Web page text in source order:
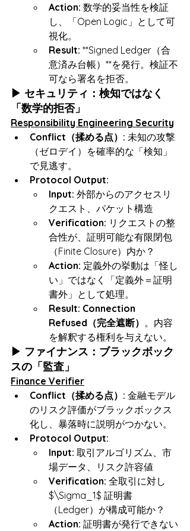
Action: 数学的妥当性を検証
し、「Open Logic」として可
視化。
Result: **Signed Ledger（合
意済み台帳）**を発行。検証不
可なら署名を拒否。
▶ セキュリティ：検知ではなく
「数学的拒否」
Responsibility Engineering Security
Conflict（揉める点）: 未知の攻撃
（ゼロデイ）を確率的な「検知」
で見逃す。
Protocol Output:
Input: 外部からのアクセスリ
クエスト、パケット構造
Verification: リクエストの整
合性が、証明可能な有限閉包
（Finite Closure）内か？
Action: 定義外の挙動は「怪し
い」ではなく「定義外＝証明
書外」として処理。
Result: Connection
Refused（完全遮断） 。内容
を解釈する権利を与えない。
▶ ファイナンス：ブラックボック
スの「監査」
Finance Verifier
Conflict（揉める点）: 金融モデル
のリスク評価がブラックボックス
化し、暴落時に説明がつかない。
Protocol Output:
Input: 取引アルゴリズム、市
場データ、リスク許容値
Verification: 全取引に対し
$\Sigma_1$ 証明書
（Ledger）が構成可能か？
Action: 証明書が発行できない